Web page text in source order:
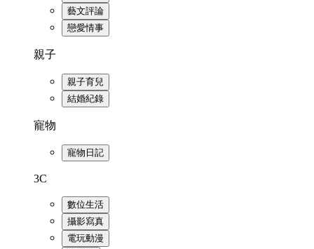
藝文評論
戀愛情事
親子
親子育兒
結婚紀錄
寵物
寵物日記
3C
數位生活
攝影寫真
電玩動漫